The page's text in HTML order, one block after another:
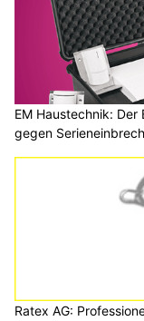
EM Haustechnik:
gegen
Ratex AG: